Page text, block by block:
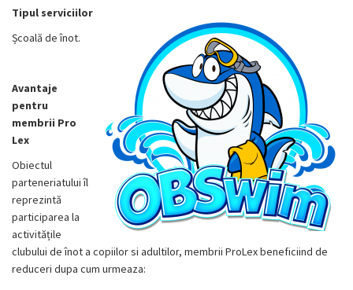
Tipul serviciilor
Școală de înot.
Avantaje
pentru
membrii Pro
Lex
Obiectul
parteneriatului îl
reprezintă
participarea la
activitățile
clubului de înot a copiilor si adultilor, membrii ProLex beneficiind de
reduceri dupa cum urmeaza: